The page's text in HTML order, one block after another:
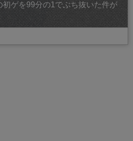
ゲを99分の1でぶち抜いた件が